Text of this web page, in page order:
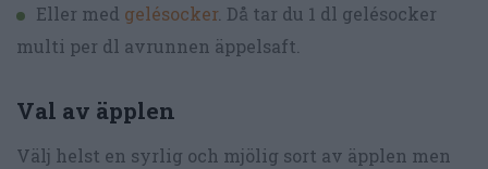
Eller med gelésocker. Då tar du 1 dl gelésocker
multi per dl avrunnen äppelsaft.
Val av äpplen
Välj helst en syrlig och mjölig sort av äpplen men